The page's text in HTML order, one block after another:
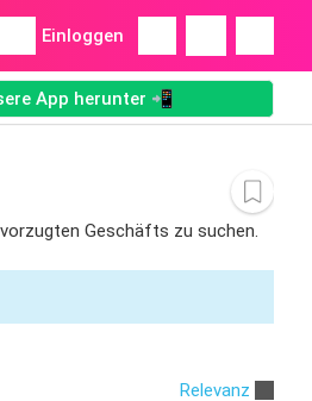
Einloggen
App herunter 📲
Geschäfts zu suchen.
Relevanz